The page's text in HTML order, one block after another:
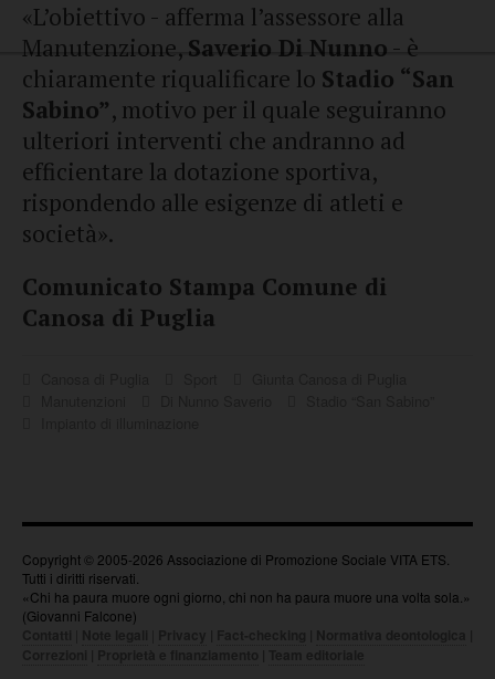
«L’obiettivo - afferma l’assessore alla
Manutenzione, Saverio Di Nunno - è
chiaramente riqualificare lo Stadio “San
Sabino”, motivo per il quale seguiranno
ulteriori interventi che andranno ad
efficientare la dotazione sportiva,
rispondendo alle esigenze di atleti e
società».
Comunicato Stampa Comune di
Canosa di Puglia
Copyright © 2005-2026 Associazione di Promozione Sociale VITA ETS.
Tutti i diritti riservati.
«Chi ha paura muore ogni giorno, chi non ha paura muore una volta sola.»
(Giovanni Falcone)